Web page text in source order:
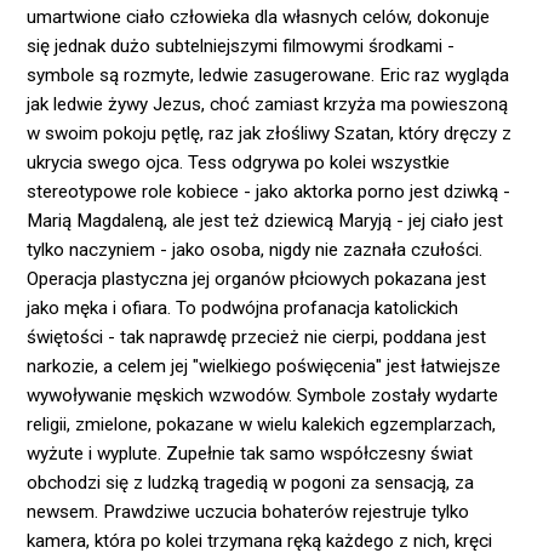
umartwione ciało człowieka dla własnych celów, dokonuje
się jednak dużo subtelniejszymi filmowymi środkami -
symbole są rozmyte, ledwie zasugerowane. Eric raz wygląda
jak ledwie żywy Jezus, choć zamiast krzyża ma powieszoną
w swoim pokoju pętlę, raz jak złośliwy Szatan, który dręczy z
ukrycia swego ojca. Tess odgrywa po kolei wszystkie
stereotypowe role kobiece - jako aktorka porno jest dziwką -
Marią Magdaleną, ale jest też dziewicą Maryją - jej ciało jest
tylko naczyniem - jako osoba, nigdy nie zaznała czułości.
Operacja plastyczna jej organów płciowych pokazana jest
jako męka i ofiara. To podwójna profanacja katolickich
świętości - tak naprawdę przecież nie cierpi, poddana jest
narkozie, a celem jej "wielkiego poświęcenia" jest łatwiejsze
wywoływanie męskich wzwodów. Symbole zostały wydarte
religii, zmielone, pokazane w wielu kalekich egzemplarzach,
wyżute i wyplute. Zupełnie tak samo współczesny świat
obchodzi się z ludzką tragedią w pogoni za sensacją, za
newsem. Prawdziwe uczucia bohaterów rejestruje tylko
kamera, która po kolei trzymana ręką każdego z nich, kręci